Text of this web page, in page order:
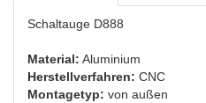
Schaltauge D888
Material: Aluminium
Herstellverfahren: CNC
Montagetyp: von außen